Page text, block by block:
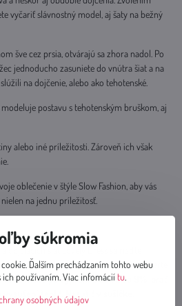
vyčariť slávnostný model, aj šaty na bežný
šve cez prsia, otvárajú sa zhora nadol. Po
jednoducho zasuniete do vnútra šiat a na
na dojčenie, alebo ako tehotenské.
postavu s tehotenským bruškom, aj
alebo iné príležitosti. Zároveň ich však
oblečenie v štýle Slow Fashion, aby vás
na jednu príležitosť.
dojčiacich šiat Lovely Dress sa riaďte
váhate medzi dvoma veľkosťami - vyberte
sa môže po vypraní zraziť až o 9%, prať
žehliť. Nesušiť v sušičke.
súkromia
Ďalším prechádzaním tohto webu
ich používaním. Viac infomáciítu.
osobných údajov